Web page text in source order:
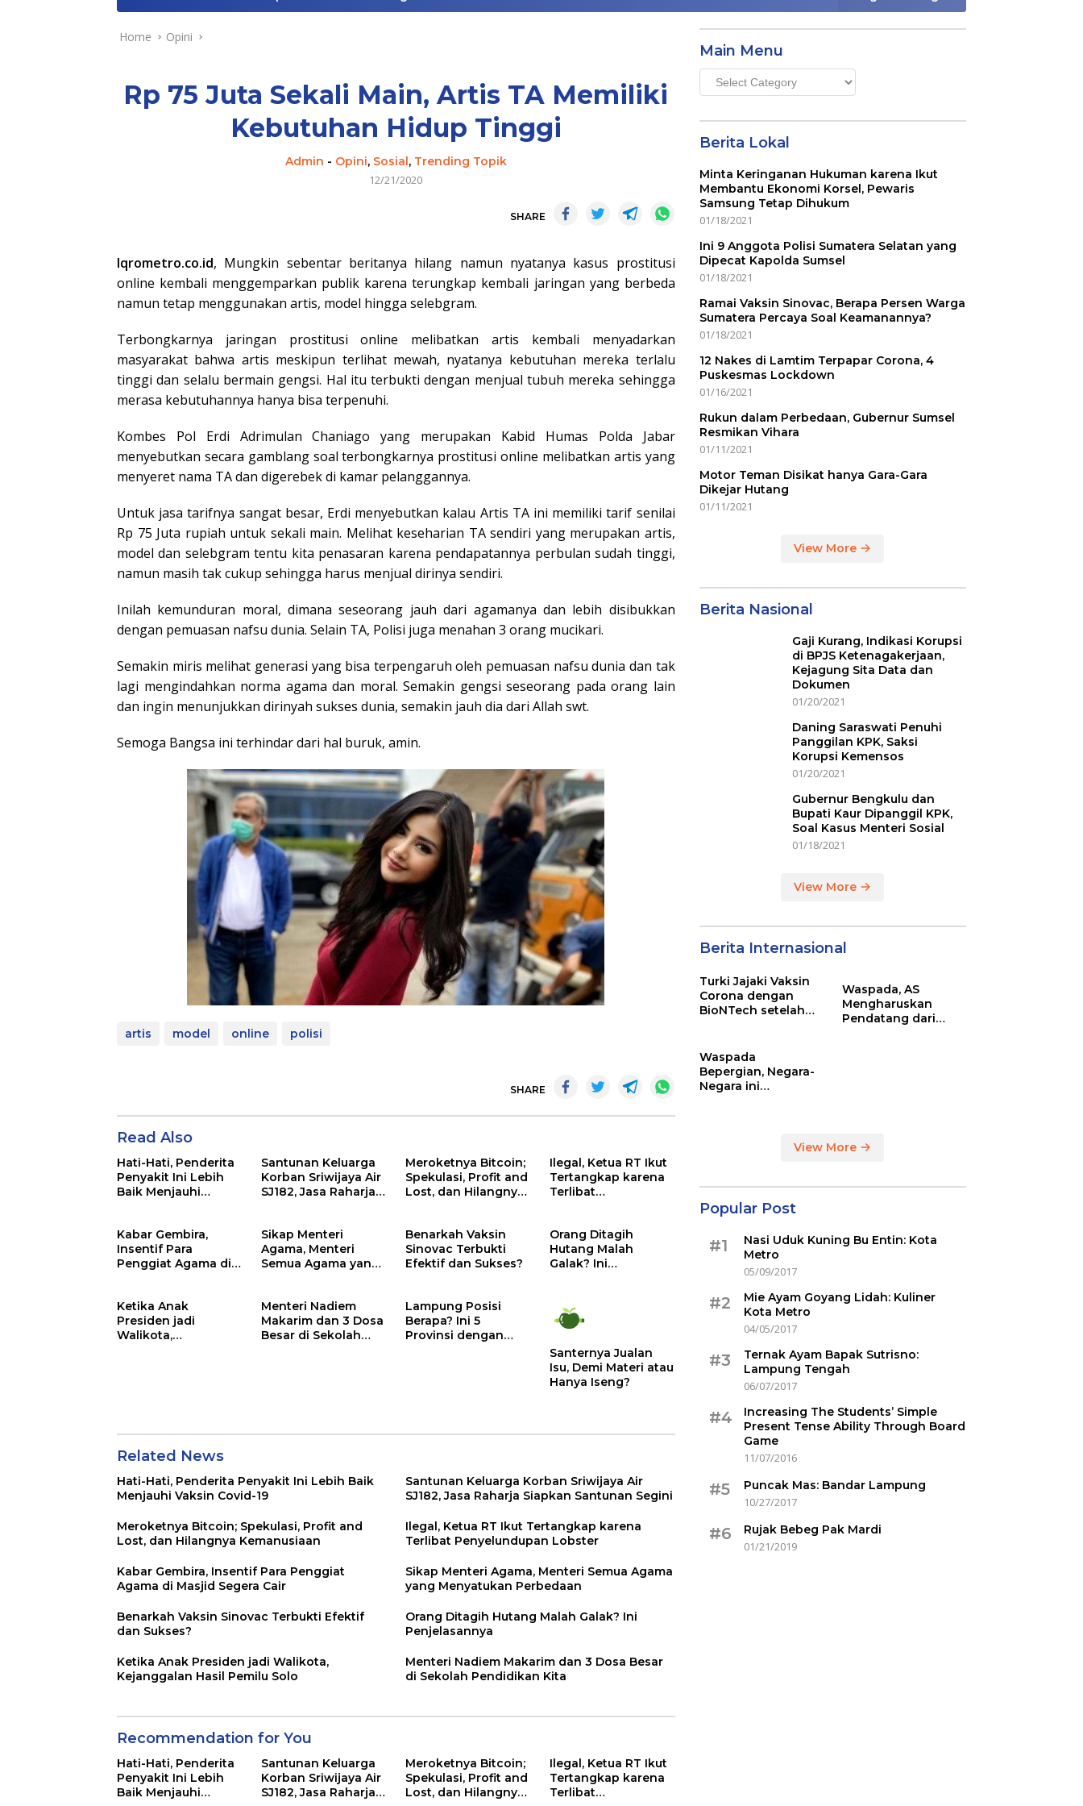
Home Opini
Rp 75 Juta Sekali Main, Artis TA Memiliki
Kebutuhan Hidup Tinggi
Admin - Opini, Sosial, Trending Topik
12/21/2020
SHARE
Iqrometro.co.id, Mungkin sebentar beritanya hilang namun nyatanya kasus prostitusi
online kembali menggemparkan publik karena terungkap kembali jaringan yang berbeda
namun tetap menggunakan artis, model hingga selebgram.
Terbongkarnya jaringan prostitusi online melibatkan artis kembali menyadarkan
masyarakat bahwa artis meskipun terlihat mewah, nyatanya kebutuhan mereka terlalu
tinggi dan selalu bermain gengsi. Hal itu terbukti dengan menjual tubuh mereka sehingga
merasa kebutuhannya hanya bisa terpenuhi.
Kombes Pol Erdi Adrimulan Chaniago yang merupakan Kabid Humas Polda Jabar
menyebutkan secara gamblang soal terbongkarnya prostitusi online melibatkan artis yang
menyeret nama TA dan digerebek di kamar pelanggannya.
Untuk jasa tarifnya sangat besar, Erdi menyebutkan kalau Artis TA ini memiliki tarif senilai
Rp 75 Juta rupiah untuk sekali main. Melihat keseharian TA sendiri yang merupakan artis,
model dan selebgram tentu kita penasaran karena pendapatannya perbulan sudah tinggi,
namun masih tak cukup sehingga harus menjual dirinya sendiri.
Inilah kemunduran moral, dimana seseorang jauh dari agamanya dan lebih disibukkan
dengan pemuasan nafsu dunia. Selain TA, Polisi juga menahan 3 orang mucikari.
Semakin miris melihat generasi yang bisa terpengaruh oleh pemuasan nafsu dunia dan tak
lagi mengindahkan norma agama dan moral. Semakin gengsi seseorang pada orang lain
dan ingin menunjukkan dirinyah sukses dunia, semakin jauh dia dari Allah swt.
Semoga Bangsa ini terhindar dari hal buruk, amin.
artis model online polisi
SHARE
Read Also
Hati-Hati, Penderita
Penyakit Ini Lebih
Baik Menjauhi
Santunan Keluarga
Korban Sriwijaya Air
SJ182, Jasa Raharja
Meroketnya Bitcoin;
Spekulasi, Profit and
Lost, dan Hilangnya
Ilegal, Ketua RT Ikut
Tertangkap karena
Terlibat
Kabar Gembira,
Insentif Para
Penggiat Agama di
Sikap Menteri
Agama, Menteri
Semua Agama yang
Benarkah Vaksin
Sinovac Terbukti
Efektif dan Sukses?
Orang Ditagih
Hutang Malah
Galak? Ini
Ketika Anak
Presiden jadi
Walikota,
Menteri Nadiem
Makarim dan 3 Dosa
Besar di Sekolah
Lampung Posisi
Berapa? Ini 5
Provinsi dengan
Santernya Jualan
Isu, Demi Materi atau
Hanya Iseng?
Related News
Hati-Hati, Penderita Penyakit Ini Lebih Baik
Menjauhi Vaksin Covid-19
Santunan Keluarga Korban Sriwijaya Air
SJ182, Jasa Raharja Siapkan Santunan Segini
Meroketnya Bitcoin; Spekulasi, Profit and
Lost, dan Hilangnya Kemanusiaan
Ilegal, Ketua RT Ikut Tertangkap karena
Terlibat Penyelundupan Lobster
Kabar Gembira, Insentif Para Penggiat
Agama di Masjid Segera Cair
Sikap Menteri Agama, Menteri Semua Agama
yang Menyatukan Perbedaan
Benarkah Vaksin Sinovac Terbukti Efektif
dan Sukses?
Orang Ditagih Hutang Malah Galak? Ini
Penjelasannya
Ketika Anak Presiden jadi Walikota,
Kejanggalan Hasil Pemilu Solo
Menteri Nadiem Makarim dan 3 Dosa Besar
di Sekolah Pendidikan Kita
Recommendation for You
Hati-Hati, Penderita
Penyakit Ini Lebih
Baik Menjauhi
Santunan Keluarga
Korban Sriwijaya Air
SJ182, Jasa Raharja
Meroketnya Bitcoin;
Spekulasi, Profit and
Lost, dan Hilangnya
Ilegal, Ketua RT Ikut
Tertangkap karena
Terlibat
Main Menu
Main
Menu
Berita Lokal
Minta Keringanan Hukuman karena Ikut
Membantu Ekonomi Korsel, Pewaris
Samsung Tetap Dihukum
01/18/2021
Ini 9 Anggota Polisi Sumatera Selatan yang
Dipecat Kapolda Sumsel
01/18/2021
Ramai Vaksin Sinovac, Berapa Persen Warga
Sumatera Percaya Soal Keamanannya?
01/18/2021
12 Nakes di Lamtim Terpapar Corona, 4
Puskesmas Lockdown
01/16/2021
Rukun dalam Perbedaan, Gubernur Sumsel
Resmikan Vihara
01/11/2021
Motor Teman Disikat hanya Gara-Gara
Dikejar Hutang
01/11/2021
View More
Berita Nasional
Gaji Kurang, Indikasi Korupsi
di BPJS Ketenagakerjaan,
Kejagung Sita Data dan
Dokumen
01/20/2021
Daning Saraswati Penuhi
Panggilan KPK, Saksi
Korupsi Kemensos
01/20/2021
Gubernur Bengkulu dan
Bupati Kaur Dipanggil KPK,
Soal Kasus Menteri Sosial
01/18/2021
View More
Berita Internasional
Turki Jajaki Vaksin
Corona dengan
BioNTech setelah
Waspada, AS
Mengharuskan
Pendatang dari
Waspada
Bepergian, Negara-
Negara ini
View More
Popular Post
#1
Nasi Uduk Kuning Bu Entin: Kota
Metro
05/09/2017
#2
Mie Ayam Goyang Lidah: Kuliner
Kota Metro
04/05/2017
#3
Ternak Ayam Bapak Sutrisno:
Lampung Tengah
06/07/2017
#4
Increasing The Students’ Simple
Present Tense Ability Through Board
Game
11/07/2016
#5
Puncak Mas: Bandar Lampung
10/27/2017
#6
Rujak Bebeg Pak Mardi
01/21/2019